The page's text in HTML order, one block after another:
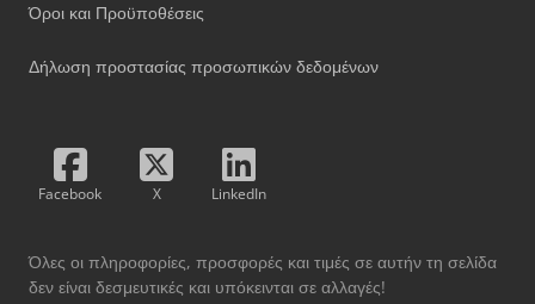
Όροι και Προϋποθέσεις
Δήλωση προστασίας προσωπικών δεδομένων
Facebook X LinkedIn
Όλες οι πληροφορίες, προσφορές και τιμές σε αυτήν τη σελίδα
δεν είναι δεσμευτικές και υπόκεινται σε αλλαγές!